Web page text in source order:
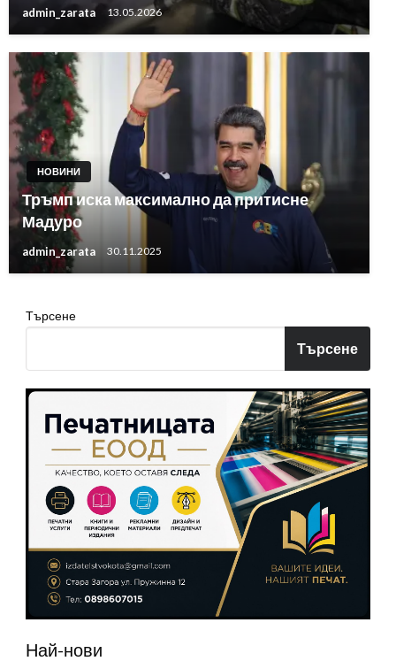
admin_zarata 13.05.2026
НОВИНИ
Тръмп иска максимално да притисне
Мадуро
admin_zarata 30.11.2025
Търсене
Търсене
Най-нови